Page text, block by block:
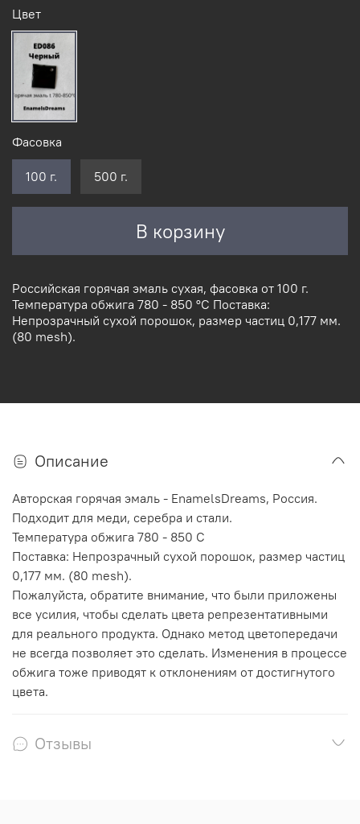
В корзину
Цвет
Фасовка
100 г. 500 г.
Российская горячая эмаль сухая, фасовка от 100 г.
Температура обжига 780 - 850 °С Поставка:
Непрозрачный сухой порошок, размер частиц 0,177 мм.
(80 mesh).
Описание
Авторская горячая эмаль - EnamelsDreams, Россия.
Подходит для меди, серебра и стали.
Температура обжига 780 - 850 С
Поставка: Непрозрачный сухой порошок, размер частиц
0,177 мм. (80 mesh).
Пожалуйста, обратите внимание, что были приложены
все усилия, чтобы сделать цвета репрезентативными
для реального продукта. Однако метод цветопередачи
не всегда позволяет это сделать. Изменения в процессе
обжига тоже приводят к отклонениям от достигнутого
цвета.
Отзывы